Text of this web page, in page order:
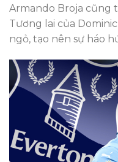
Armando Broja cũng
Tương lai của
ngỏ, tạo nên sự háo